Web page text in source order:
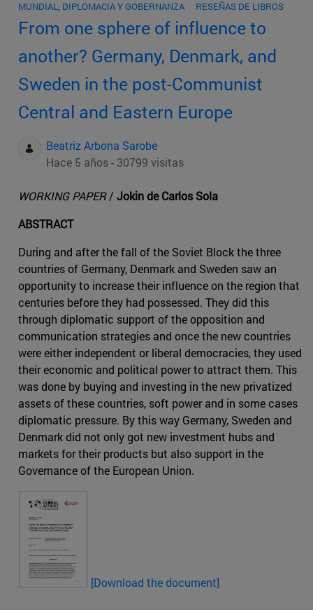
MUNDIAL, DIPLOMACIA Y GOBERNANZA RESEÑAS DE LIBROS
From one sphere of influence to
another? Germany, Denmark, and
Sweden in the post-Communist
Central and Eastern Europe
Beatriz Arbona Sarobe
Hace 5 años - 30799 visitas
WORKING PAPER/ Jokin de Carlos Sola
ABSTRACT
During and after the fall of the Soviet Block the three
countries of Germany, Denmark and Sweden saw an
opportunity to increase their influence on the region that
centuries before they had possessed. They did this
through diplomatic support of the opposition and
communication strategies and once the new countries
were either independent or liberal democracies, they used
their economic and political power to attract them. This
was done by buying and investing in the new privatized
assets of these countries, soft power and in some cases
diplomatic pressure. By this way Germany, Sweden and
Denmark did not only got new investment hubs and
markets for their products but also support in the
Governance of the European Union.
[Download the document]